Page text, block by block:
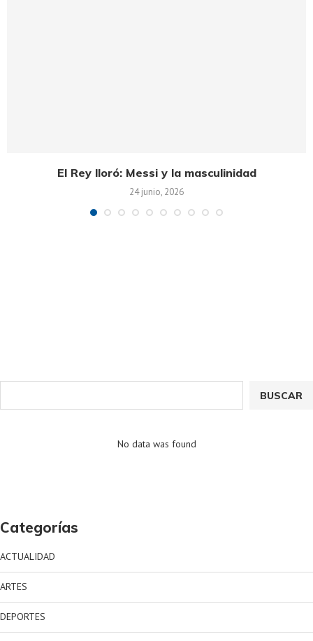
El Rey lloró: Messi y la masculinidad
24 junio, 2026
BUSCAR
No data was found
Categorías
ACTUALIDAD
ARTES
DEPORTES